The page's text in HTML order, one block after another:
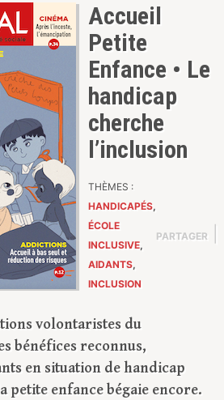
Accueil
Petite
Enfance • Le
handicap
cherche
l’inclusion
THÈMES :
HANDICAPÉS,
ÉCOLE
INCLUSIVE,
AIDANTS,
INCLUSION
PARTAGER
volontaristes du
bénéfices reconnus,
en situation de handicap
petite enfance bégaie encore.